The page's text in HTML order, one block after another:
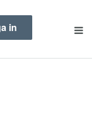
in